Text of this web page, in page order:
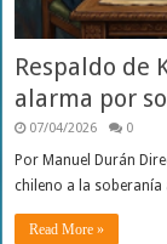
Respaldo de
alarma por
07/04/2026 0
Por Manuel Durán
chileno a la
Read More »